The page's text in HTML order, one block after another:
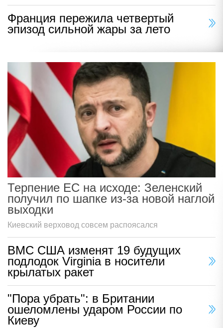
Франция пережила четвертый
эпизод сильной жары за лето
Терпение ЕС на исходе: Зеленский
получил по шапке из-за новой наглой
выходки
Киевский верховод совсем распоясался
ВМС США изменят 19 будущих
подлодок Virginia в носители
крылатых ракет
"Пора убрать": в Британии
ошеломлены ударом России по
Киеву